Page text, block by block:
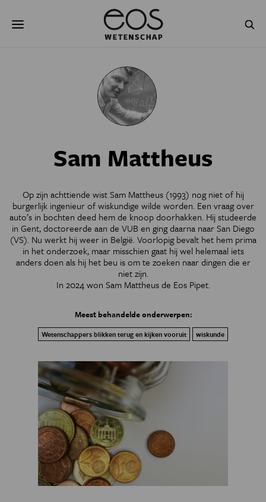
naar
NATUURWETENSCHAPPEN
PSYCHE & BREIN BLOGS
JONGE UITDAGERS
Sam Mattheus
Op zijn achttiende wist Sam Mattheus (1993) nog niet of hij
burgerlijk ingenieur of wiskundige wilde worden. Een vraag over
auto’s in bochten deed hem de knoop doorhakken. Hij studeerde
in Gent, doctoreerde aan de VUB en ging daarna naar San Diego
(VS). Nu werkt hij weer in België. Voorlopig bevalt het hem prima
in het onderzoek, maar misschien gaat hij wel helemaal iets
anders doen als hij het beu is om te zoeken naar dingen die er
niet zijn.
In 2024 won Sam Mattheus de Eos Pipet.
Meest behandelde onderwerpen:
Wetenschappers blikken terug en kijken vooruit wiskunde